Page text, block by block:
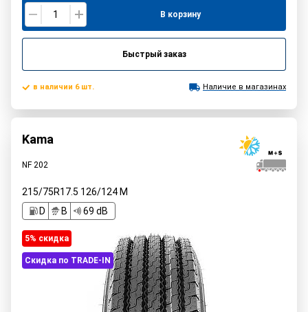
В корзину
Быстрый заказ
в наличии 6 шт. Наличие в магазинах
Kama
NF 202
215/75R17.5 126/124 M
D
B 69 dB
5% cкидка
Скидка по TRADE-IN